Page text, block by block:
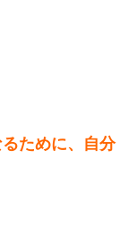
るために、自分